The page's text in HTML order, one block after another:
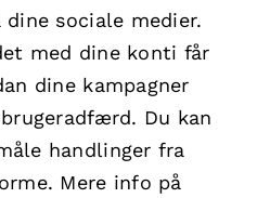
sociale medier.
med dine konti får
dine kampagner
Du kan
handlinger fra
Mere info på